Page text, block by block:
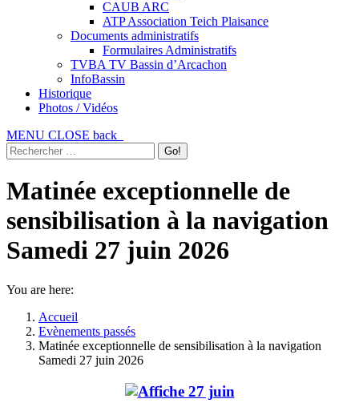
CAUB ARC
ATP Association Teich Plaisance
Documents administratifs
Formulaires Administratifs
TVBA TV Bassin d’Arcachon
InfoBassin
Historique
Photos / Vidéos
MENU CLOSE back
Matinée exceptionnelle de
sensibilisation à la navigation
Samedi 27 juin 2026
You are here:
Accueil
Evènements passés
Matinée exceptionnelle de sensibilisation à la navigation
Samedi 27 juin 2026